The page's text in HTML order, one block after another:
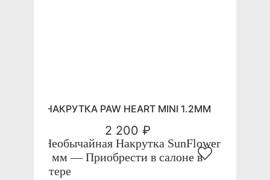
НАКРУТКА PAW HEART MINI 1.2ММ
2 200 ₽